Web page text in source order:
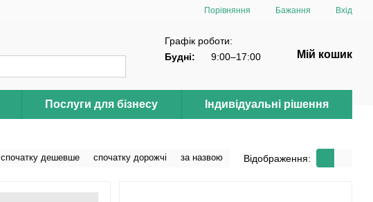
Порівняння Бажання Вхід
Графік роботи:
Будні:
9:00–17:00 Мій кошик
Послуги для бізнесу Індивідуальні рішення
спочатку дешевше спочатку дорожчі за назвою Відображення: